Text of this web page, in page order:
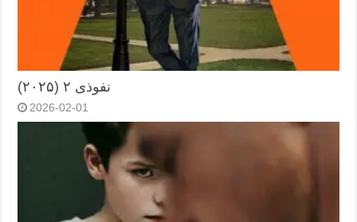
نفوذی ۲ (۲۰۲۵)
2026-02-01